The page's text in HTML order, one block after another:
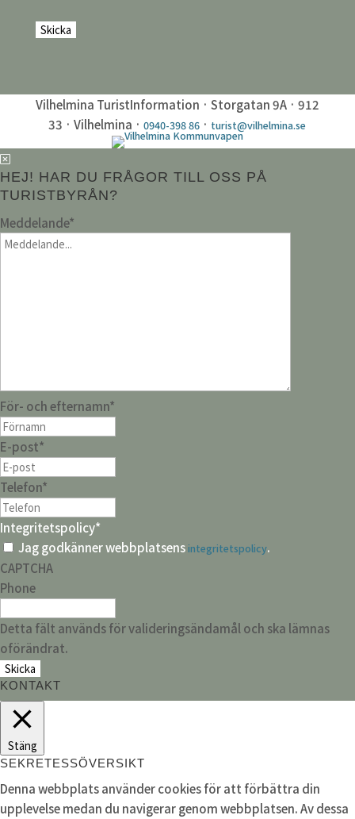
Vilhelmina TuristInformation · Storgatan 9A · 912
33 · Vilhelmina ·0940-398 86 · turist@vilhelmina.se
HEJ! HAR DU FRÅGOR TILL OSS PÅ
TURISTBYRÅN?
Meddelande*
För- och efternamn*
E-post*
Telefon*
Integritetspolicy*
Jag godkänner webbplatsensintegritetspolicy.
CAPTCHA
Phone
Detta fält används för valideringsändamål och ska lämnas
oförändrat.
KONTAKT
Stäng
SEKRETESSÖVERSIKT
Denna webbplats använder cookies för att förbättra din
upplevelse medan du navigerar genom webbplatsen. Av dessa